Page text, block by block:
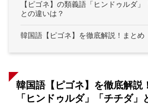
【ピゴネ】の類義語「ヒンドゥルダ」
との違いは？
韓国語【ピゴネ】を徹底解説！まとめ
韓国語【ピゴネ】を徹底解説
「ヒンドゥルダ」「チチダ」